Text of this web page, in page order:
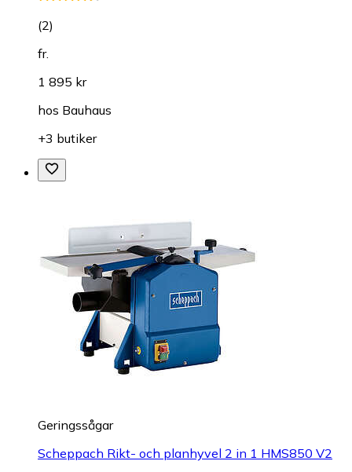
(2)
fr.
1 895 kr
hos Bauhaus
+3 butiker
Geringssågar
Scheppach Rikt- och planhyvel 2 in 1 HMS850 V2